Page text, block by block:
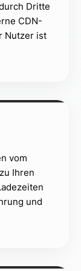
Dritte
CDN-
Nutzer ist
vom
Ihren
und